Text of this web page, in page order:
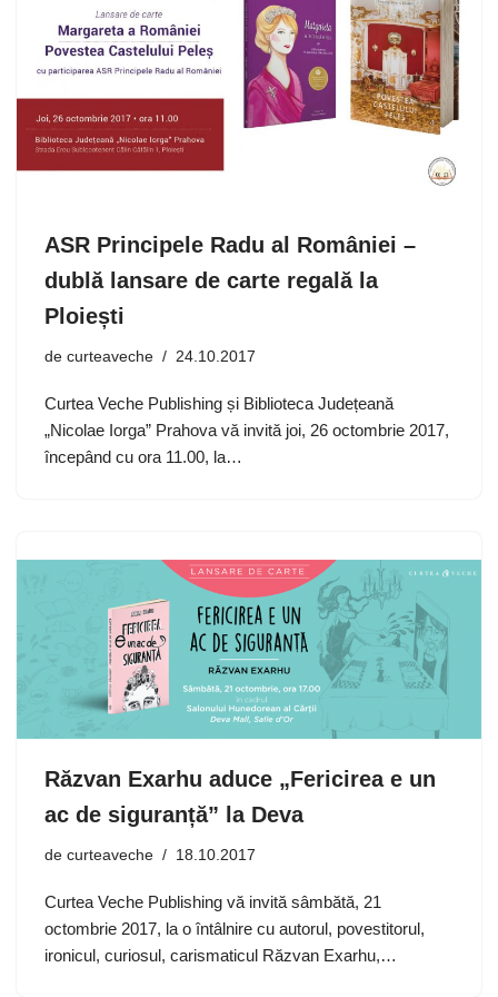
ASR Principele Radu al României –
dublă lansare de carte regală la
Ploiești
de curteaveche 24.10.2017
Curtea Veche Publishing și Biblioteca Județeană
„Nicolae Iorga” Prahova vă invită joi, 26 octombrie 2017,
începând cu ora 11.00, la…
Răzvan Exarhu aduce „Fericirea e un
ac de siguranță” la Deva
de curteaveche 18.10.2017
Curtea Veche Publishing vă invită sâmbătă, 21
octombrie 2017, la o întâlnire cu autorul, povestitorul,
ironicul, curiosul, carismaticul Răzvan Exarhu,…